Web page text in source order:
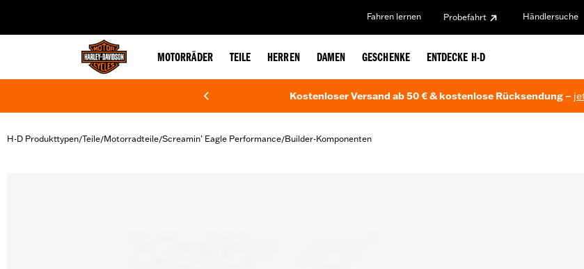
Fahren lernen Probefahrt Händlersuche
MOTORRÄDER TEILE HERREN DAMEN GESCHENKE ENTDECKE H-D
Kostenloser Versand ab 50 € & kostenlose Rücksendung –
H-D Produkttypen/Teile/Motorradteile/Screamin’ Eagle Performance/Builder-Komponenten